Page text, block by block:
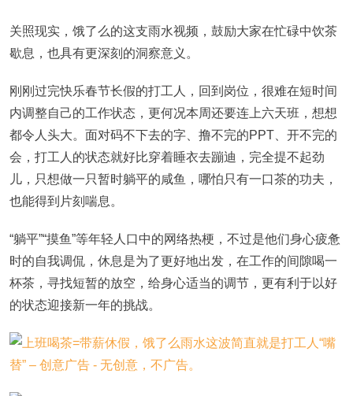
关照现实，饿了么的这支雨水视频，鼓励大家在忙碌中饮茶
歇息，也具有更深刻的洞察意义。
刚刚过完快乐春节长假的打工人，回到岗位，很难在短时间
内调整自己的工作状态，更何况本周还要连上六天班，想想
都令人头大。面对码不下去的字、撸不完的PPT、开不完的
会，打工人的状态就好比穿着睡衣去蹦迪，完全提不起劲
儿，只想做一只暂时躺平的咸鱼，哪怕只有一口茶的功夫，
也能得到片刻喘息。
“躺平”“摸鱼”等年轻人口中的网络热梗，不过是他们身心疲惫
时的自我调侃，休息是为了更好地出发，在工作的间隙喝一
杯茶，寻找短暂的放空，给身心适当的调节，更有利于以好
的状态迎接新一年的挑战。